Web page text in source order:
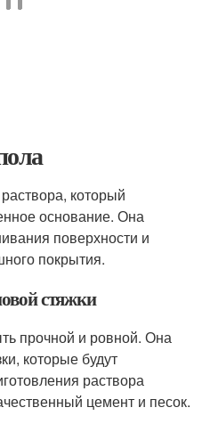
который
основание. Она
поверхности и
покрытия.
стяжки
прочной и ровной. Она
которые будут
раствора
цемент и песок.